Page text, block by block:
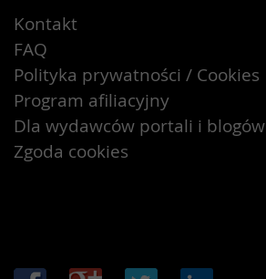
Kontakt
FAQ
Polityka prywatności / Cookies
Program afiliacyjny
Dla wydawców portali i blogów
Zgoda cookies